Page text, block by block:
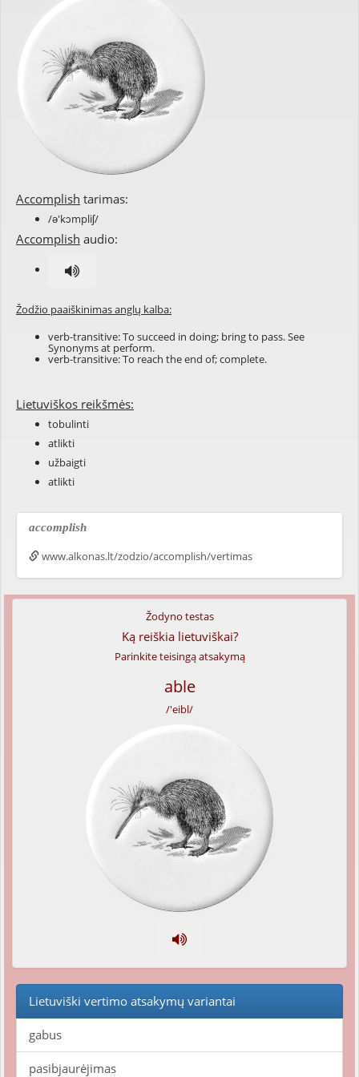
Accomplish tarimas:
/ə'kɔmpliʃ/
Accomplish audio:
Žodžio paaiškinimas anglų kalba:
verb-transitive: To succeed in doing; bring to pass. See
Synonyms at perform.
verb-transitive: To reach the end of; complete.
Lietuviškos reikšmės:
tobulinti
atlikti
užbaigti
atlikti
accomplish
www.alkonas.lt/zodzio/accomplish/vertimas
Žodyno testas
Ką reiškia lietuviškai?
Parinkite teisingą atsakymą
able
/'eibl/
Lietuviški vertimo atsakymų variantai
gabus
pasibjaurėjimas